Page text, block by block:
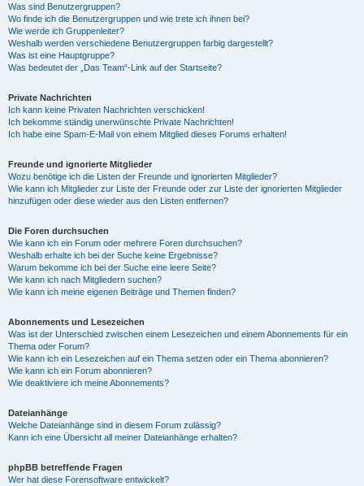
Was sind Benutzergruppen?
Wo finde ich die Benutzergruppen und wie trete ich ihnen bei?
Wie werde ich Gruppenleiter?
Weshalb werden verschiedene Benutzergruppen farbig dargestellt?
Was ist eine Hauptgruppe?
Was bedeutet der „Das Team“-Link auf der Startseite?
Private Nachrichten
Ich kann keine Privaten Nachrichten verschicken!
Ich bekomme ständig unerwünschte Private Nachrichten!
Ich habe eine Spam-E-Mail von einem Mitglied dieses Forums erhalten!
Freunde und ignorierte Mitglieder
Wozu benötige ich die Listen der Freunde und ignorierten Mitglieder?
Wie kann ich Mitglieder zur Liste der Freunde oder zur Liste der ignorierten Mitglieder
hinzufügen oder diese wieder aus den Listen entfernen?
Die Foren durchsuchen
Wie kann ich ein Forum oder mehrere Foren durchsuchen?
Weshalb erhalte ich bei der Suche keine Ergebnisse?
Warum bekomme ich bei der Suche eine leere Seite?
Wie kann ich nach Mitgliedern suchen?
Wie kann ich meine eigenen Beiträge und Themen finden?
Abonnements und Lesezeichen
Was ist der Unterschied zwischen einem Lesezeichen und einem Abonnements für ein
Thema oder Forum?
Wie kann ich ein Lesezeichen auf ein Thema setzen oder ein Thema abonnieren?
Wie kann ich ein Forum abonnieren?
Wie deaktiviere ich meine Abonnements?
Dateianhänge
Welche Dateianhänge sind in diesem Forum zulässig?
Kann ich eine Übersicht all meiner Dateianhänge erhalten?
phpBB betreffende Fragen
Wer hat diese Forensoftware entwickelt?